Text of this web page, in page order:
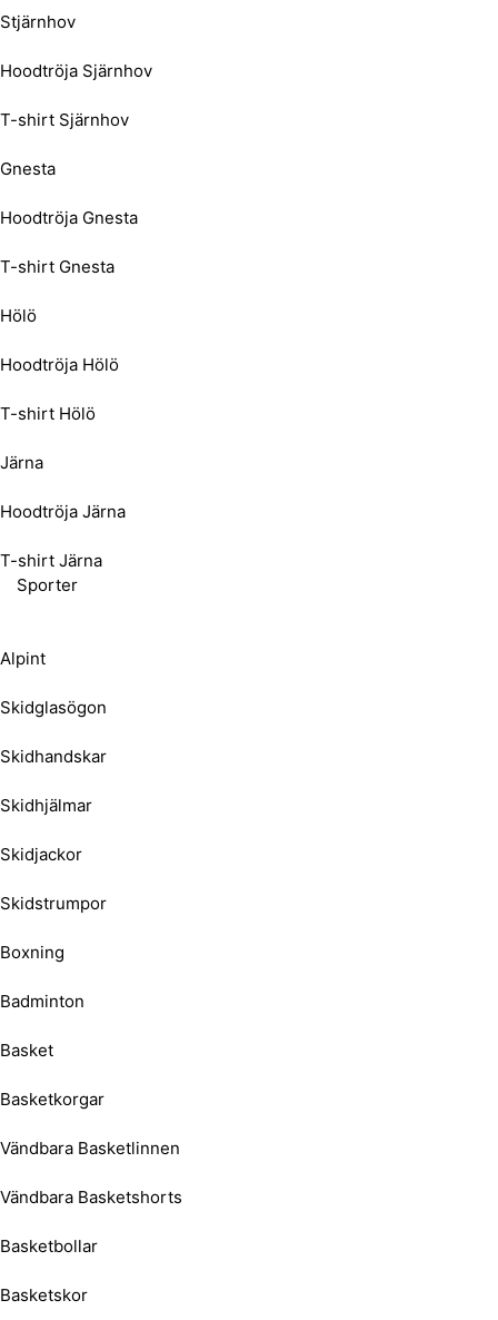
Stjärnhov
Hoodtröja Sjärnhov
T-shirt Sjärnhov
Gnesta
Hoodtröja Gnesta
T-shirt Gnesta
Hölö
Hoodtröja Hölö
T-shirt Hölö
Järna
Hoodtröja Järna
T-shirt Järna
Sporter
Alpint
Skidglasögon
Skidhandskar
Skidhjälmar
Skidjackor
Skidstrumpor
Boxning
Badminton
Basket
Basketkorgar
Vändbara Basketlinnen
Vändbara Basketshorts
Basketbollar
Basketskor